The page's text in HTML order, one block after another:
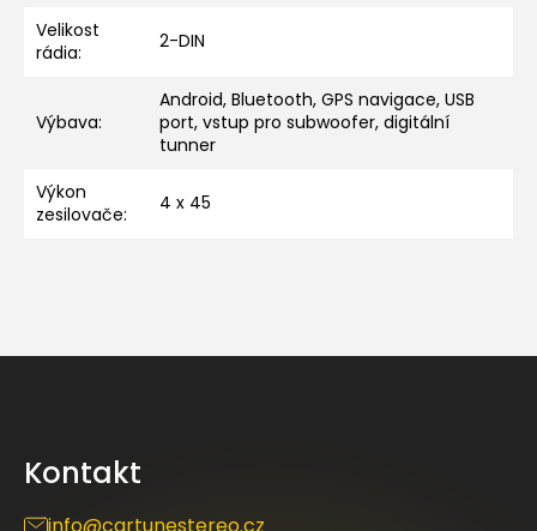
Velikost
rádia: 2-DIN
Výbava:
Android, Bluetooth, GPS navigace, USB
port, vstup pro subwoofer, digitální
tunner
Výkon
zesilovače: 4 x 45
Kontakt